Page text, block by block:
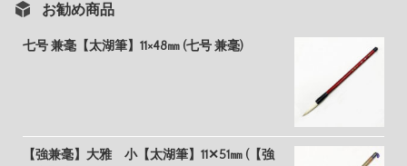
お勧め商品
七号 兼毫【太湖筆】11×48㎜ (七号 兼毫)
【強兼毫】大雅 小【太湖筆】11✕51㎜ (【強